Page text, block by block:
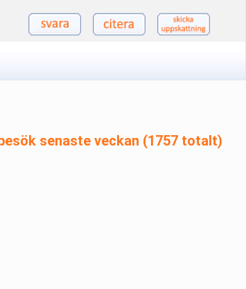
senaste veckan (1757 totalt)